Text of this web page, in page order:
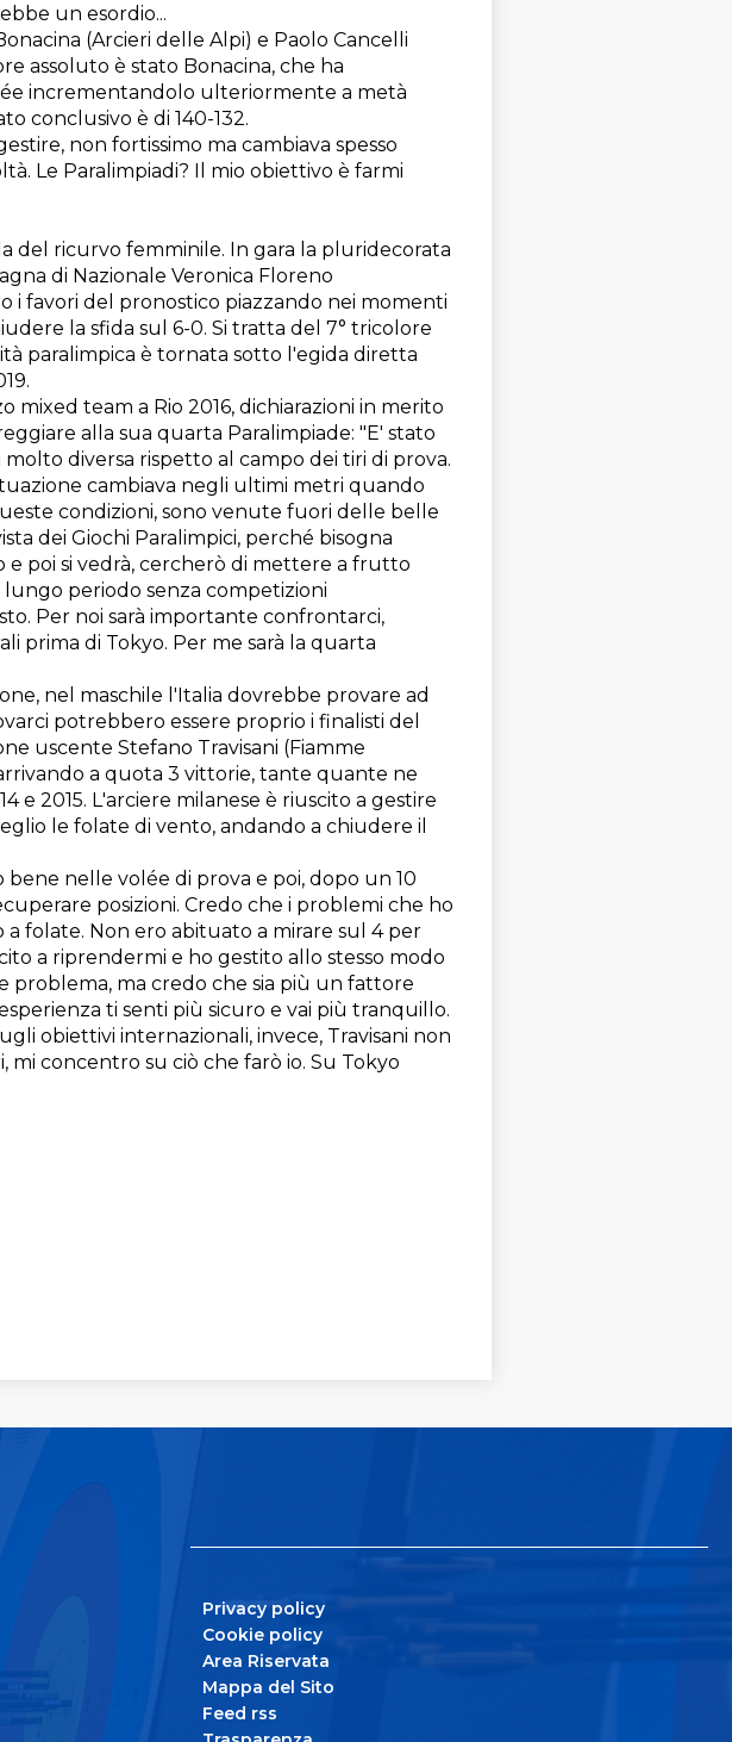
un esordio...
(Arcieri delle Alpi) e Paolo Cancelli
assoluto è stato Bonacina, che ha
incrementandolo ulteriormente a metà
conclusivo è di 140-132.
non fortissimo ma cambia​va​ spesso
​Le Paralimpiadi? ​Il mio obiettivo è farmi
del ricurvo femminile. In gara la pluridecorata
di Nazionale Veronica Floreno
favori del pronostico piazzando nei momenti
la sfida sul 6-0. Si tratta del 7° tricolore
paralimpica è tornata sotto l'egida diretta
team a Rio 2016, dichiarazioni in merito
alla sua quarta Paralimpiade: "E' stato
diversa rispetto al campo dei tiri di prova.
cambiava negli ultimi metri quando
condizioni, sono venute fuori delle belle
dei Giochi Paralimpici, perché bisogna
e poi si vedrà, cercherò di mettere a frutto
periodo senza competizioni
Per noi sarà importante confrontarci,
prima di Tokyo. Per me sarà la quarta
nel maschile l'Italia dovrebbe provare ad
potrebbero essere proprio i finalisti del
uscente Stefano Travisani (Fiamme
a quota 3 vittorie, tante quante ne
2015. L'arciere milanese è riuscito a gestire
le folate di vento, andando a chiudere il
nelle volée di prova e poi, dopo un 10
posizioni. Credo che i problemi che ho
folate. Non ero abituato a mirare sul 4 per
a riprendermi e ho gestito allo stesso modo
ma credo che sia più un fattore
ti senti più sicuro e vai più tranquillo.
obiettivi internazionali, invece, Travisani non
concentro su ciò che farò io. Su Tokyo
Privacy policy
Cookie policy
Area Riservata
Mappa del Sito
Feed rss